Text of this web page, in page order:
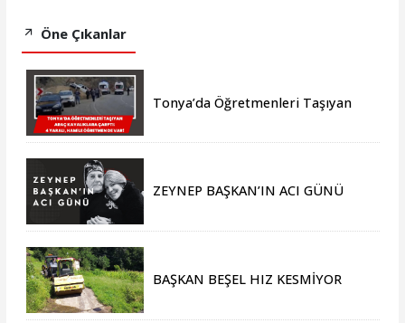
Öne Çıkanlar
Tonya’da Öğretmenleri Taşıyan
ZEYNEP BAŞKAN’IN ACI GÜNÜ
BAŞKAN BEŞEL HIZ KESMİYOR